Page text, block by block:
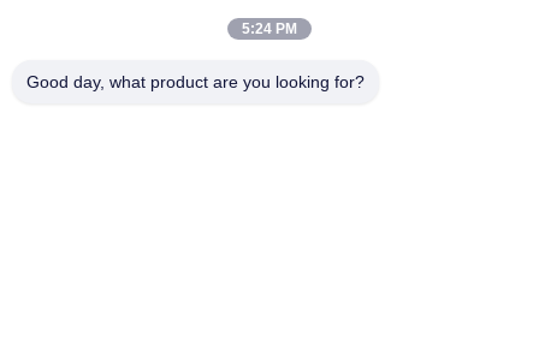
Atas
5:24 PM
Good day, what product are you looking for?